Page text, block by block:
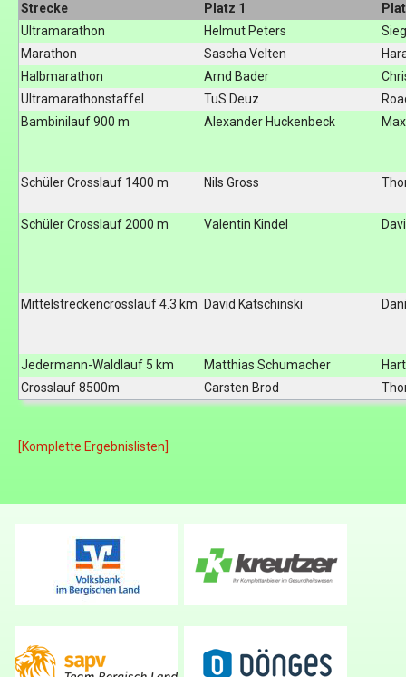
Strecke Platz 1
Ultramarathon
Helmut Peters
Marathon
Sascha Velten
Halbmarathon
Arnd Bader
Ultramarathonstaffel
TuS Deuz
Bambinilauf 900 m
Alexander Huckenbeck
Schüler Crosslauf 1400 m Nils Gross
Schüler Crosslauf 2000 m Valentin Kindel
Mittelstreckencrosslauf 4.3 km David Katschinski
Jedermann-Waldlauf 5 km Matthias Schumacher
Crosslauf 8500m
Carsten Brod
[Komplette Ergebnislisten]